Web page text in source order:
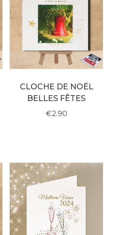
CLOCHE DE NOËL
BELLES FÊTES
€2.90